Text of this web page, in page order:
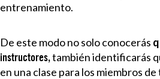
entrenamiento.
De este modo no solo conocerás
instructores,también identificarás
en una clase para los miembros